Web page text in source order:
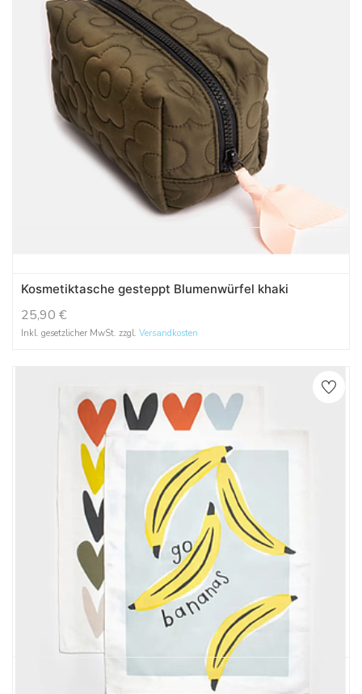
Kosmetiktasche gesteppt Blumenwürfel khaki
25,90 €
Inkl. gesetzlicher MwSt. zzgl. Versandkosten